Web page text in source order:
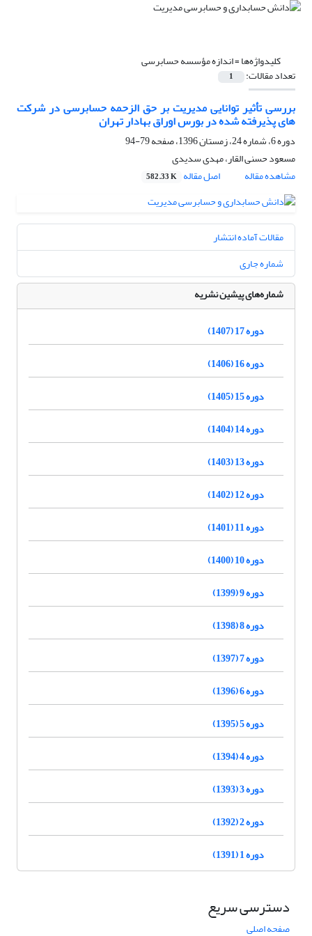
کلیدواژه‌ها =اندازه مؤسسه حسابرسی
تعداد مقالات: 1
بررسی تأثیر توانایی مدیریت بر حق الزحمه حسابرسی در شرکت
های پذیرفته شده در بورس اوراق بهادار تهران
دوره 6، شماره 24، زمستان 1396، صفحه
79-94
مسعود حسنی القار، مهدی سدیدی
مشاهده مقاله
اصل مقاله 582.33 K
مقالات آماده انتشار
شماره جاری
شماره‌های پیشین نشریه
دوره 17 (1407)
دوره 16 (1406)
دوره 15 (1405)
دوره 14 (1404)
دوره 13 (1403)
دوره 12 (1402)
دوره 11 (1401)
دوره 10 (1400)
دوره 9 (1399)
دوره 8 (1398)
دوره 7 (1397)
دوره 6 (1396)
دوره 5 (1395)
دوره 4 (1394)
دوره 3 (1393)
دوره 2 (1392)
دوره 1 (1391)
دسترسی سریع
صفحه اصلی